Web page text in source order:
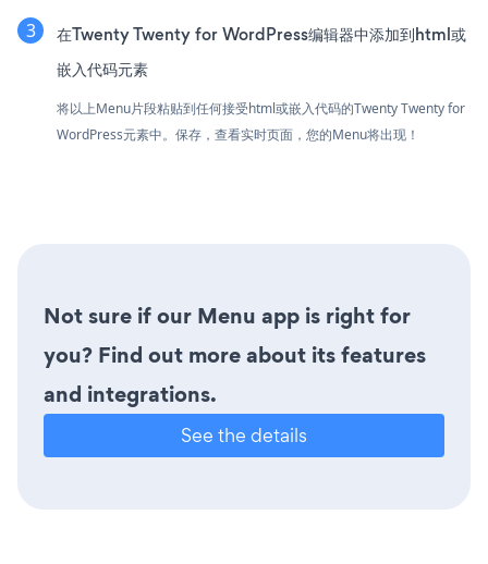
在Twenty Twenty for WordPress编辑器中添加到html或
嵌入代码元素
将以上Menu片段粘贴到任何接受html或嵌入代码的Twenty Twenty for
WordPress元素中。保存，查看实时页面，您的Menu将出现！
Not sure if our Menu app is right for
you? Find out more about its features
and integrations.
See the details